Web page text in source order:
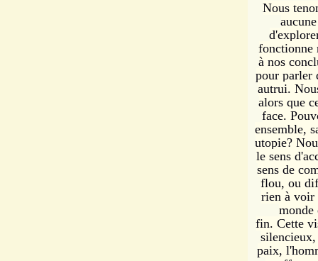
Nous
fonctionne
à nos
pour parler
autrui.
alors que
face.
ensemble,
utopie?
le sens
sens de
flou, ou
rien à voir
monde
fin. Cette
paix,